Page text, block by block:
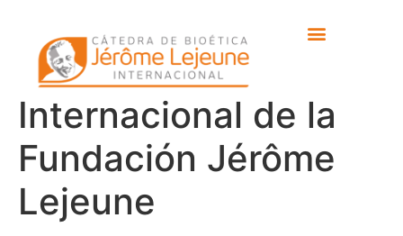
Etiqueta: Comité
Científico
Internacional de la
Fundación Jérôme
Lejeune